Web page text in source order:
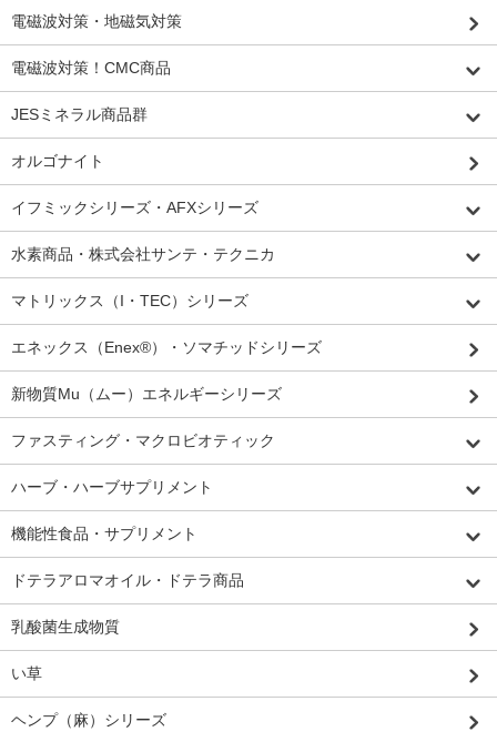
電磁波対策・地磁気対策
電磁波対策！CMC商品
JESミネラル商品群
オルゴナイト
イフミックシリーズ・AFXシリーズ
水素商品・株式会社サンテ・テクニカ
マトリックス（I・TEC）シリーズ
エネックス（Enex®）・ソマチッドシリーズ
新物質Mu（ムー）エネルギーシリーズ
ファスティング・マクロビオティック
ハーブ・ハーブサプリメント
機能性食品・サプリメント
ドテラアロマオイル・ドテラ商品
乳酸菌生成物質
い草
ヘンプ（麻）シリーズ